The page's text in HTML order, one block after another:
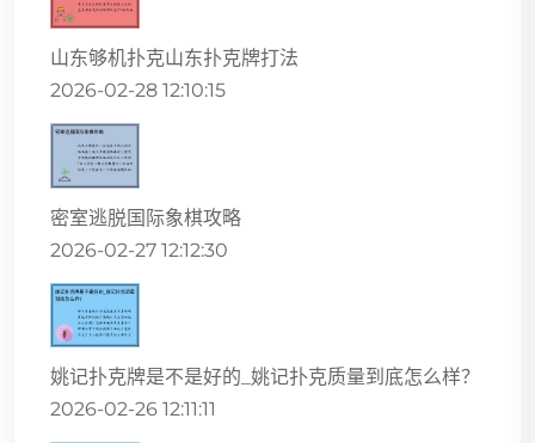
山东够机扑克山东扑克牌打法
2026-02-28 12:10:15
密室逃脱国际象棋攻略
2026-02-27 12:12:30
姚记扑克牌是不是好的_姚记扑克质量到底怎么样？
2026-02-26 12:11:11